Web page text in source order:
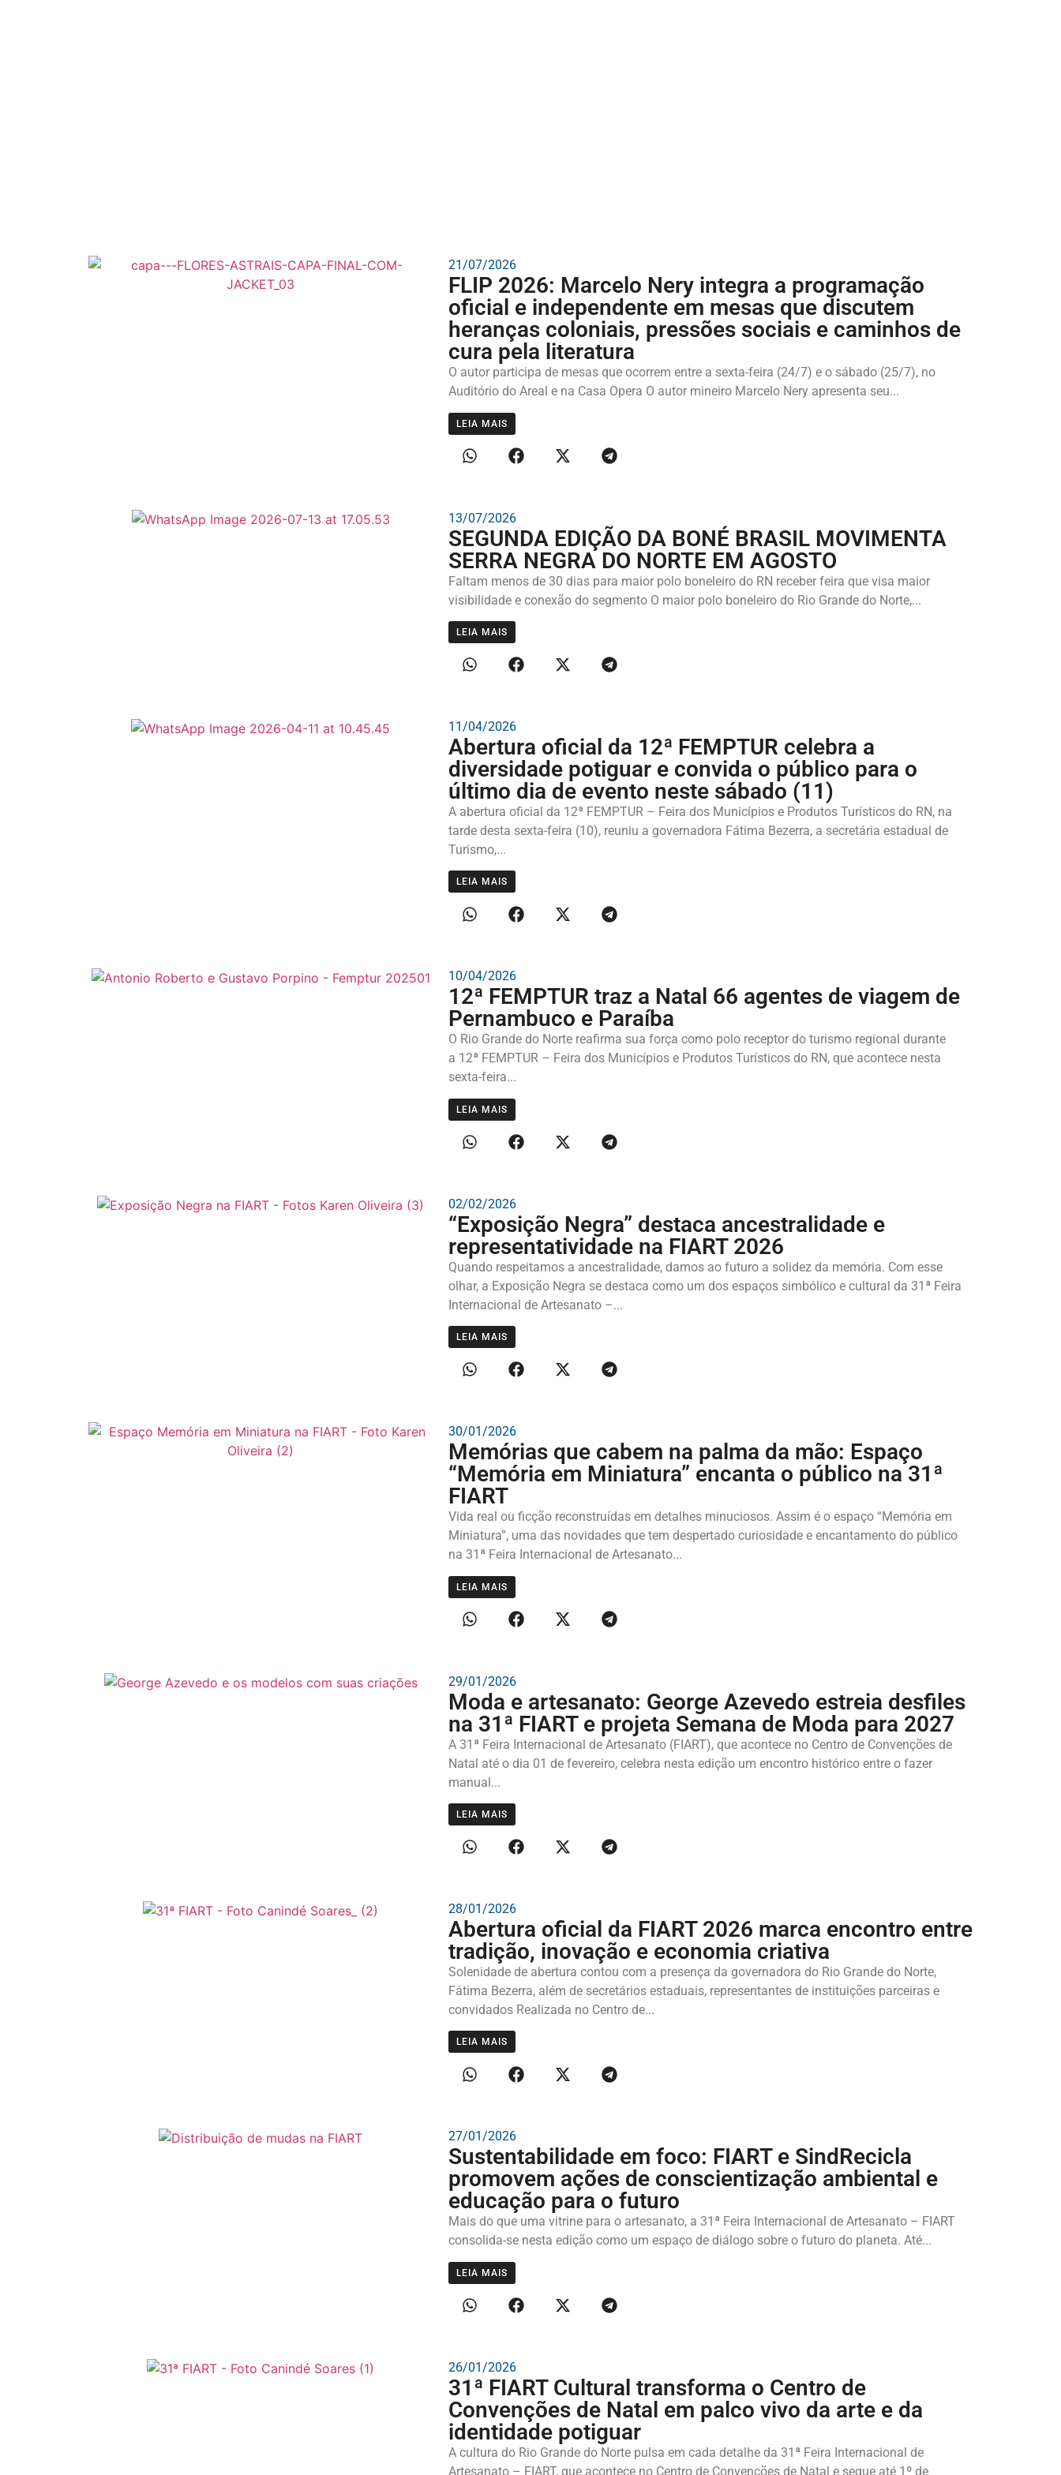
21/07/2026
FLIP 2026: Marcelo Nery integra a programação
oficial e independente em mesas que discutem
heranças coloniais, pressões sociais e caminhos de
cura pela literatura
O autor participa de mesas que ocorrem entre a sexta-feira (24/7) e o sábado (25/7), no
Auditório do Areal e na Casa Opera O autor mineiro Marcelo Nery apresenta seu...
LEIA MAIS
13/07/2026
SEGUNDA EDIÇÃO DA BONÉ BRASIL MOVIMENTA
SERRA NEGRA DO NORTE EM AGOSTO
Faltam menos de 30 dias para maior polo boneleiro do RN receber feira que visa maior
visibilidade e conexão do segmento O maior polo boneleiro do Rio Grande do Norte,...
LEIA MAIS
11/04/2026
Abertura oficial da 12ª FEMPTUR celebra a
diversidade potiguar e convida o público para o
último dia de evento neste sábado (11)
A abertura oficial da 12ª FEMPTUR – Feira dos Municípios e Produtos Turísticos do RN, na
tarde desta sexta-feira (10), reuniu a governadora Fátima Bezerra, a secretária estadual de
Turismo,...
LEIA MAIS
10/04/2026
12ª FEMPTUR traz a Natal 66 agentes de viagem de
Pernambuco e Paraíba
O Rio Grande do Norte reafirma sua força como polo receptor do turismo regional durante
a 12ª FEMPTUR – Feira dos Municípios e Produtos Turísticos do RN, que acontece nesta
sexta-feira...
LEIA MAIS
02/02/2026
“Exposição Negra” destaca ancestralidade e
representatividade na FIART 2026
Quando respeitamos a ancestralidade, damos ao futuro a solidez da memória. Com esse
olhar, a Exposição Negra se destaca como um dos espaços simbólico e cultural da 31ª Feira
Internacional de Artesanato –...
LEIA MAIS
30/01/2026
Memórias que cabem na palma da mão: Espaço
“Memória em Miniatura” encanta o público na 31ª
FIART
Vida real ou ficção reconstruídas em detalhes minuciosos. Assim é o espaço “Memória em
Miniatura”, uma das novidades que tem despertado curiosidade e encantamento do público
na 31ª Feira Internacional de Artesanato...
LEIA MAIS
29/01/2026
Moda e artesanato: George Azevedo estreia desfiles
na 31ª FIART e projeta Semana de Moda para 2027
A 31ª Feira Internacional de Artesanato (FIART), que acontece no Centro de Convenções de
Natal até o dia 01 de fevereiro, celebra nesta edição um encontro histórico entre o fazer
manual...
LEIA MAIS
28/01/2026
Abertura oficial da FIART 2026 marca encontro entre
tradição, inovação e economia criativa
Solenidade de abertura contou com a presença da governadora do Rio Grande do Norte,
Fátima Bezerra, além de secretários estaduais, representantes de instituições parceiras e
convidados Realizada no Centro de...
LEIA MAIS
27/01/2026
Sustentabilidade em foco: FIART e SindRecicla
promovem ações de conscientização ambiental e
educação para o futuro
Mais do que uma vitrine para o artesanato, a 31ª Feira Internacional de Artesanato – FIART
consolida-se nesta edição como um espaço de diálogo sobre o futuro do planeta. Até...
LEIA MAIS
26/01/2026
31ª FIART Cultural transforma o Centro de
Convenções de Natal em palco vivo da arte e da
identidade potiguar
A cultura do Rio Grande do Norte pulsa em cada detalhe da 31ª Feira Internacional de
Artesanato – FIART, que acontece no Centro de Convenções de Natal e segue até 1º de